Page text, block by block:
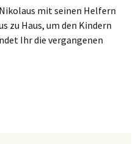
mit seinen Helfern
zu Haus, um den Kindern
Ihr die vergangenen